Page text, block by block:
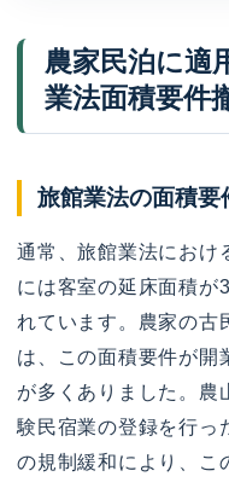
農家民泊に適
業法面積要件
旅館業法の面積要
通常、旅館業法におけ
には客室の延床面積が
れています。農家の古
は、この面積要件が開
が多くありました。農
験民宿業の登録を行っ
の規制緩和により、こ